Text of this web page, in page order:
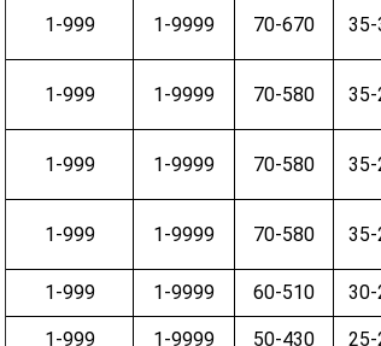
35-
70-670
1-9999
1-999
70-580
1-9999
1-999
70-580
1-9999
1-999
70-580
1-9999
1-999
30-
60-510
1-9999
1-999
25-
50-430
1-9999
1-999